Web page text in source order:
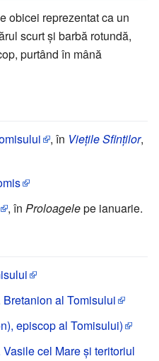
obicei reprezentat ca un
scurt și barbă rotundă,
purtând în mână
, în Viețile Sfinților,
, în Proloagelepe ianuarie.
Bretanion al Tomisului
episcop al Tomisului)
Vasile cel Mare și teritoriul